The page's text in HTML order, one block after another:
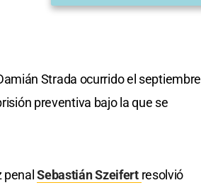
Strada ocurrido el septiembre
preventiva bajo la que se
penalSebastián Szeifert resolvió